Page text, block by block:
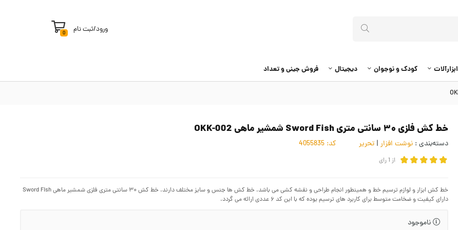
ورود/ثبت نام 0
ابزارآلات کودک و نوجوان دیجیتال فروش جینی و تعداد
خط کش فلزی ۳۰ سانتی متری Sword Fish شمشیر ماهی OKK-002
دسته‌بندی : نوشت افزار | تحریر کد:
از 1رای
خط کش ابزار و لوازم ترسیم خط و همینطور انجام طراحی و نقشه کشی می باشد. خط کش ها جنس و سایز مختلف دارند. خط کش ۳۰ سانتی متری فلزی شمشیر ماهی Sword Fish
دارای کیفیت و ضخامت متوسط برای کاربرد های ترسیم بوده که با این کد ۶ عددی ارائه می گردد.
ناموجود